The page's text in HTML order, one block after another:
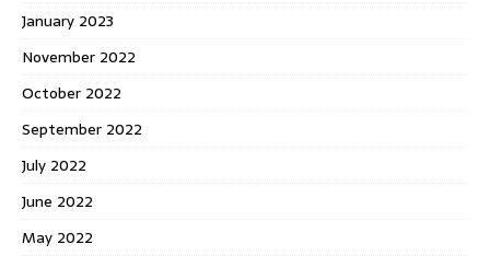
January 2023
November 2022
October 2022
September 2022
July 2022
June 2022
May 2022